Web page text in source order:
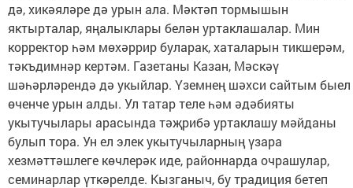
дә, хикәяләре дә урын ала. Мәктәп тормышын
яктырталар, яңалыклары белән уртаклашалар. Мин
корректор һәм мөхәррир буларак, хаталарын тикшерәм,
тәкъдимнәр кертәм. Газетаны Казан, Мәскәү
шәһәрләрендә дә укыйлар. Үземнең шәхси сайтым быел
өченче урын алды. Ул татар теле һәм әдәбияты
укытучылары арасында тәҗрибә уртаклашу мәйданы
булып тора. Ун ел элек укытучыларның үзара
хезмәттәшлеге көчлерәк иде, районнарда очрашулар,
семинарлар үткәрелде. Кызганыч, бу традиция бетеп